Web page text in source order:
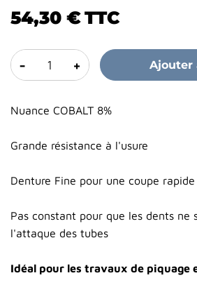
54,30 €TTC
- + Ajouter
Nuance COBALT 8%
Grande résistance à l'usure
Denture Fine pour une coupe
Pas constant pour que les dents ne
l'attaque des tubes
Idéal pour les travaux de piquage